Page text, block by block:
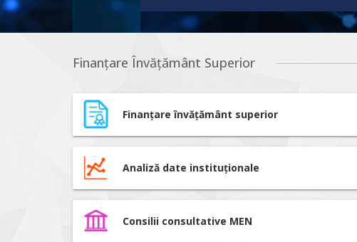
Finanțare Învățământ Superior
Finanțare învățământ superior
Analiză date instituționale
Consilii consultative MEN